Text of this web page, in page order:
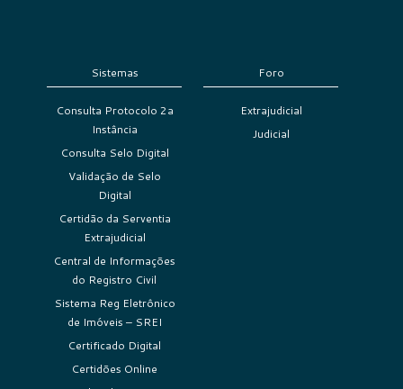
Sistemas
Consulta Protocolo 2a
Instância
Consulta Selo Digital
Validação de Selo
Digital
Certidão da Serventia
Extrajudicial
Central de Informações
do Registro Civil
Sistema Reg Eletrônico
de Imóveis – SREI
Certificado Digital
Certidões Online
Foro
Extrajudicial
Judicial